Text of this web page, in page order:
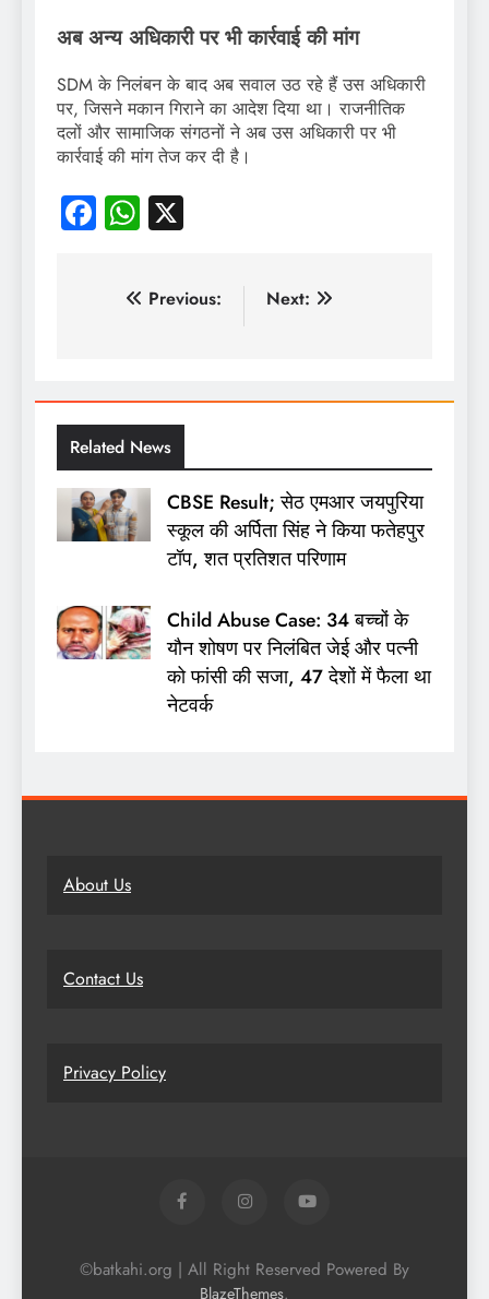
अब अन्य अधिकारी पर भी कार्रवाई की मांग
SDM के निलंबन के बाद अब सवाल उठ रहे हैं उस अधिकारी
पर, जिसने मकान गिराने का आदेश दिया था। राजनीतिक
दलों और सामाजिक संगठनों ने अब उस अधिकारी पर भी
कार्रवाई की मांग तेज कर दी है।
Facebook
WhatsApp
Previous: Next:
Related News
CBSE Result; सेठ एमआर जयपुरिया
स्कूल की अर्पिता सिंह ने किया फतेहपुर
टॉप, शत प्रतिशत परिणाम
Child Abuse Case: 34 बच्चों के
यौन शोषण पर निलंबित जेई और पत्नी
को फांसी की सजा, 47 देशों में फैला था
नेटवर्क
About Us
Contact Us
Privacy Policy
©batkahi.org | All Right Reserved Powered By
BlazeThemes.